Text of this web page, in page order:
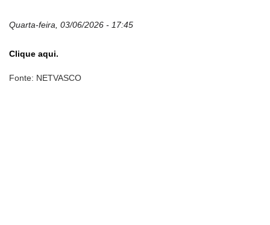
Quarta-feira, 03/06/2026 - 17:45
Clique aqui.
Fonte: NETVASCO